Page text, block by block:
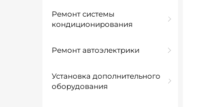
Ремонт системы
кондиционирования
Ремонт автоэлектрики
Установка дополнительного
оборудования